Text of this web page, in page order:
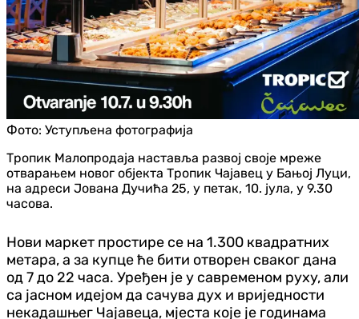
Фото: Уступљена фотографија
Тропик Малопродаја наставља развој своје мреже
отварањем новог објекта Тропик Чајавец у Бањој Луци,
на адреси Јована Дучића 25, у петак, 10. јула, у 9.30
часова.
Нови маркет простире се на 1.300 квадратних
метара, а за купце ће бити отворен сваког дана
од 7 до 22 часа. Уређен је у савременом руху, али
са јасном идејом да сачува дух и вриједности
некадашњег Чајавеца, мјеста које је годинама